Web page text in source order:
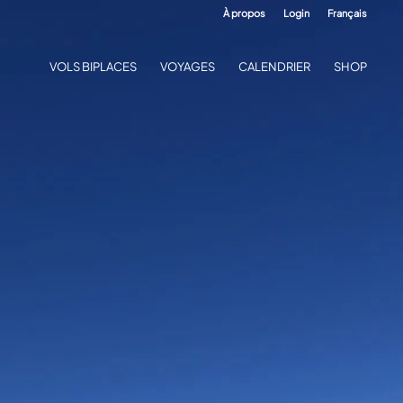
À propos Login Français
VOLS BIPLACES VOYAGES CALENDRIER SHOP